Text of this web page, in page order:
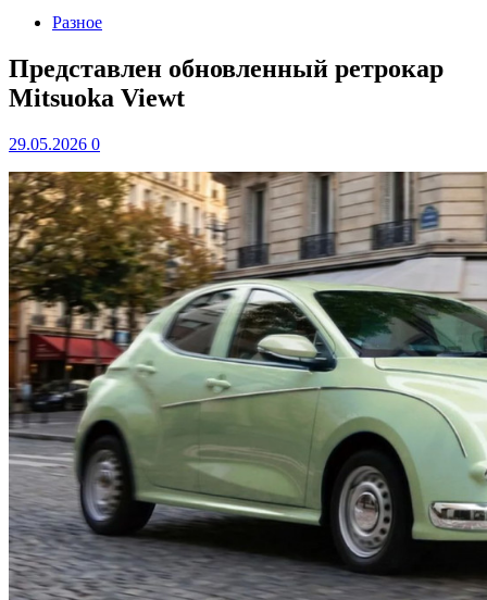
Разное
Представлен обновленный ретрокар
Mitsuoka Viewt
29.05.2026 0